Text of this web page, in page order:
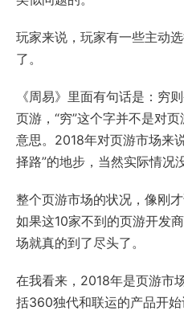
玩家来说，玩家有一些主动
了。
《周易》里面有句话是：穷
页游，“穷”这个字并不是对
意思。2018年对页游市场来
择路”的地步，当然实际情况
整个页游市场的状况，像刚
如果这10家不到的页游开发
场就真的到了尽头了。
在我看来，2018年是页游市
括360独代和联运的产品开始